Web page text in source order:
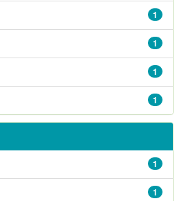
1
1
1
1
1
1